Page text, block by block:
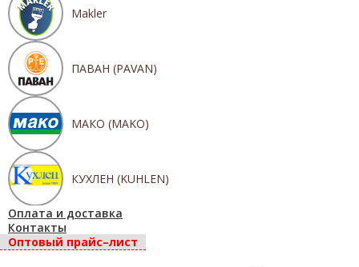
Makler
ПАВАН (PAVAN)
МАКО (MAKO)
КУХЛЕН (KUHLEN)
Оплата и доставка
Контакты
Оптовый прайс–лист